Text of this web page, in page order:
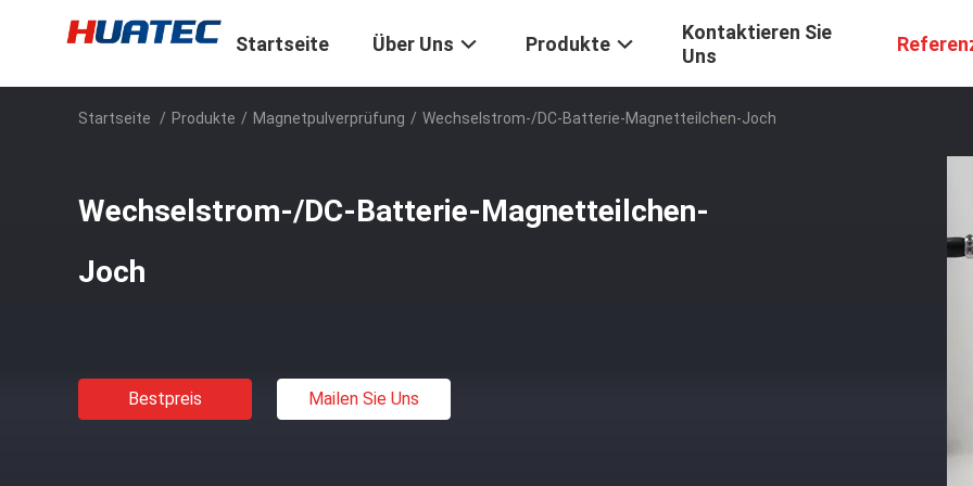
Startseite Über Uns Produkte
Kontaktieren Sie
Uns
Startseite / Produkte / Magnetpulverprüfung / Wechselstrom-/DC-Batterie-Magnetteilchen-Joch
Wechselstrom-/DC-Batterie-Magnetteilchen-
Joch
Bestpreis Mailen Sie Uns